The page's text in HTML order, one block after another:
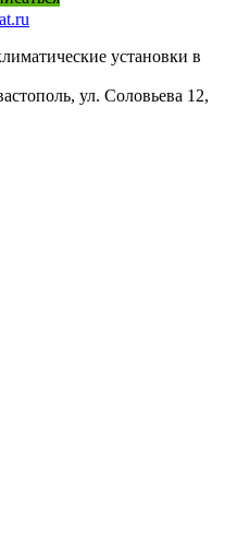
установки в
ул. Соловьева 12,